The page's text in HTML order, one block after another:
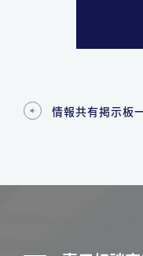
情報共有掲示板